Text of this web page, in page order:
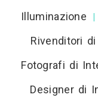
Illuminazione
|
Rivenditori
Fotografi di
Designer di